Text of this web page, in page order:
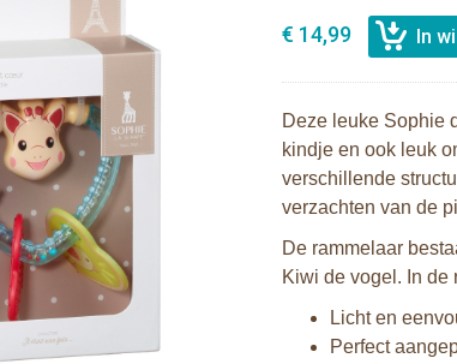
€ 14,99
Deze leuke Sophie
kindje en ook leuk
verschillende
verzachten van de
De rammelaar
Kiwi de vogel. In de
Licht en
Perfect